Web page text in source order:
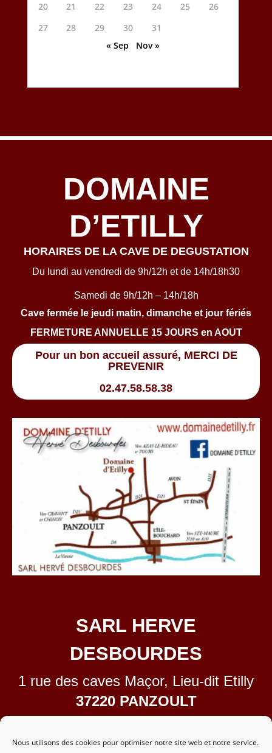
Nous utilisons des cookies pour optimiser notre site web et notre service.
20
21 22 23 24 25
26
27
28 29 30
31
« Sep
Nov »
DOMAINE
D’ETILLY
HORAIRES DE LA CAVE DE DEGUSTATION
Du lundi au vendredi de 9h/12h et de 14h/18h30
Samedi de 9h/12h – 14h/18h
Cave fermée le jeudi matin, dimanche et jour fériés
FERMETURE ANNUELLE 15 JOURS en AOUT
Pour un bon accueil assuré, MERCI DE
PREVENIR
02.47.58.58.38
SARL HERVE
DESBOURDES
1 rue des caves Maçor, Lieu-dit Etilly
37220 PANZOULT
02.47.58.58.38
contact@domainedetilly.fr